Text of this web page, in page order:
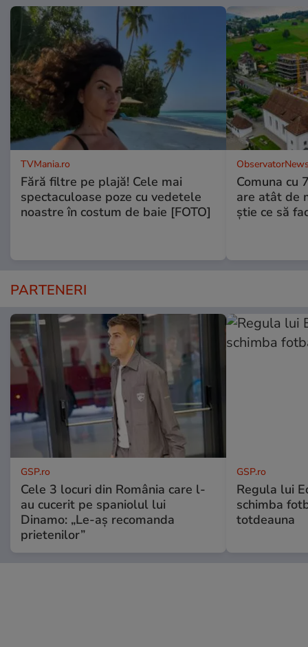
TVMania.ro
Fără filtre pe plajă! Cele mai
spectaculoase poze cu vedetele
noastre în costum de baie [FOTO]
Comuna cu
are atât de
știe ce să
PARTENERI
GSP.ro
Cele 3 locuri din România care l-
au cucerit pe spaniolul lui
Dinamo: „Le-aș recomanda
prietenilor”
GSP.ro
Regula lui
schimba
totdeauna